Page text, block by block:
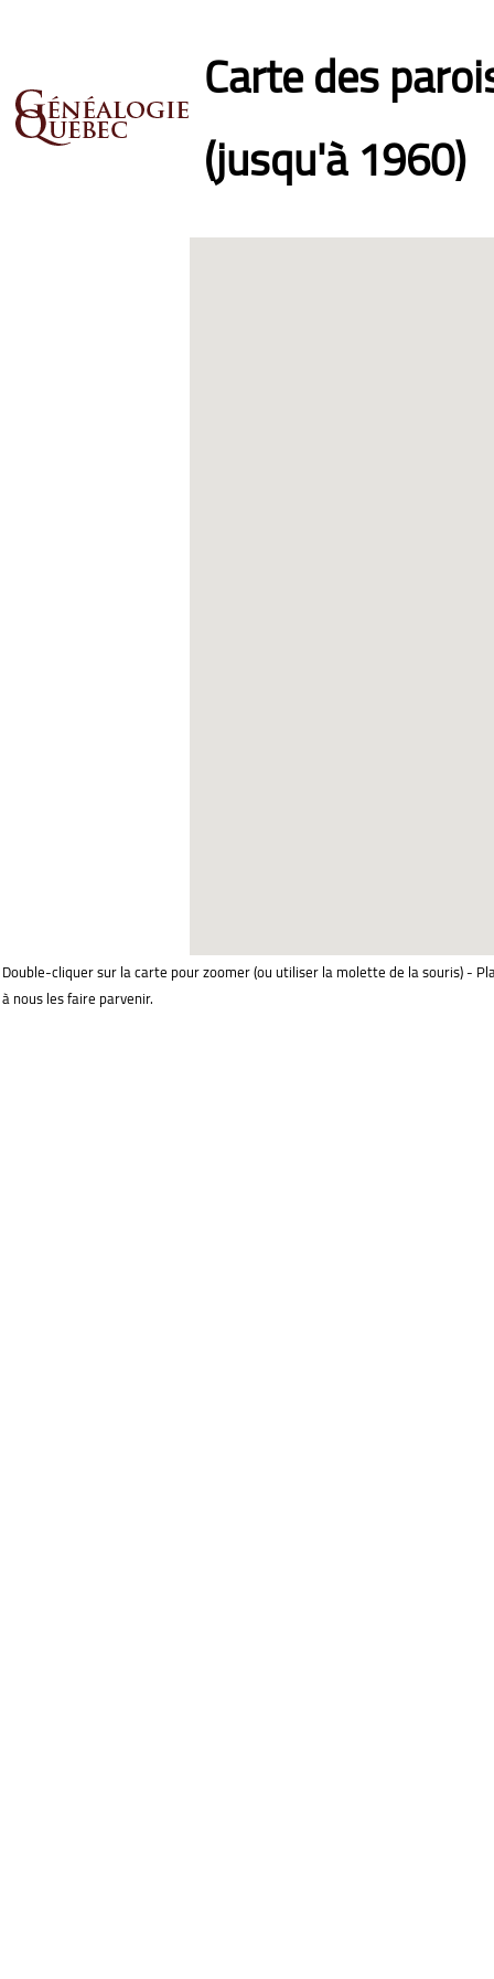
Carte des
(jusqu'à 1960)
Double-cliquer sur la carte pour zoomer (ou utiliser la molette de la souris) -
à nous les faire parvenir.